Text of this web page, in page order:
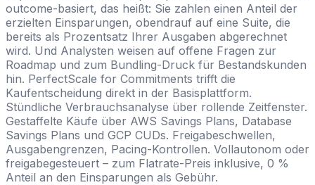
outcome-basiert, das heißt: Sie zahlen einen Anteil der
erzielten Einsparungen, obendrauf auf eine Suite, die
bereits als Prozentsatz Ihrer Ausgaben abgerechnet
wird. Und Analysten weisen auf offene Fragen zur
Roadmap und zum Bundling-Druck für Bestandskunden
hin. PerfectScale for Commitments trifft die
Kaufentscheidung direkt in der Basisplattform.
Stündliche Verbrauchsanalyse über rollende Zeitfenster.
Gestaffelte Käufe über AWS Savings Plans, Database
Savings Plans und GCP CUDs. Freigabeschwellen,
Ausgabengrenzen, Pacing-Kontrollen. Vollautonom oder
freigabegesteuert – zum Flatrate-Preis inklusive, 0 %
Anteil an den Einsparungen als Gebühr.